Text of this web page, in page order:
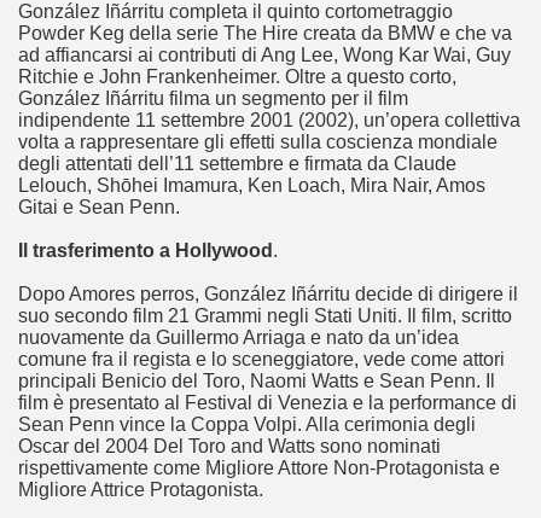
González Iñárritu completa il quinto cortometraggio
Powder Keg della serie The Hire creata da BMW e che va
ad affiancarsi ai contributi di Ang Lee, Wong Kar Wai, Guy
Ritchie e John Frankenheimer. Oltre a questo corto,
González Iñárritu filma un segmento per il film
indipendente 11 settembre 2001 (2002), un’opera collettiva
volta a rappresentare gli effetti sulla coscienza mondiale
degli attentati dell’11 settembre e firmata da Claude
Lelouch, Shōhei Imamura, Ken Loach, Mira Nair, Amos
Gitai e Sean Penn.
Il trasferimento a Hollywood .
Dopo Amores perros, González Iñárritu decide di dirigere il
suo secondo film 21 Grammi negli Stati Uniti. Il film, scritto
nuovamente da Guillermo Arriaga e nato da un’idea
comune fra il regista e lo sceneggiatore, vede come attori
principali Benicio del Toro, Naomi Watts e Sean Penn. Il
film è presentato al Festival di Venezia e la performance di
Sean Penn vince la Coppa Volpi. Alla cerimonia degli
Oscar del 2004 Del Toro and Watts sono nominati
rispettivamente come Migliore Attore Non-Protagonista e
Migliore Attrice Protagonista.
un esempio di film noir moderno
troppo parziale.
è riuscito a tenere alto il proprio nome, è anche
nella storia del cinema